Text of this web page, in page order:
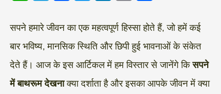
a
t
l
e
c
e
i
t
t
n
k
e
p
y
a
r
e
सपने हमारे जीवन का एक महत्वपूर्ण हिस्सा होते हैं, जो हमें कई
बार भविष्य, मानसिक स्थिति और छिपी हुई भावनाओं के संकेत
देते हैं। आज के इस आर्टिकल में हम विस्तार से जानेंगे किसपने
में बाथरूम देखनाक्या दर्शाता है और इसका आपके जीवन में क्या